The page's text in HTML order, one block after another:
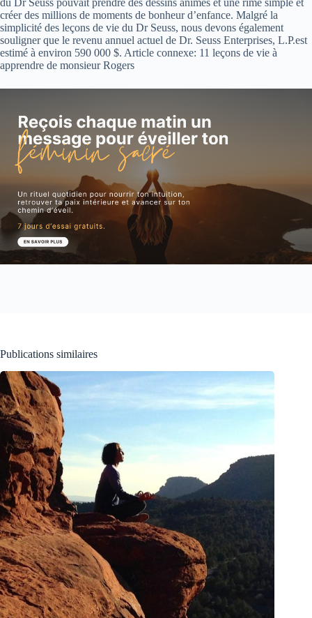
du Dr Seuss pouvait prendre des dessins animés et une rime simple et
créer des millions de moments de bonheur d’enfance. Malgré la
simplicité des leçons de vie du Dr Seuss, nous devons également
souligner que le revenu annuel actuel de Dr. Seuss Enterprises, L.P.est
estimé à environ 590 000 $. Article connexe: 11 leçons de vie à
apprendre de monsieur Rogers
Publications similaires